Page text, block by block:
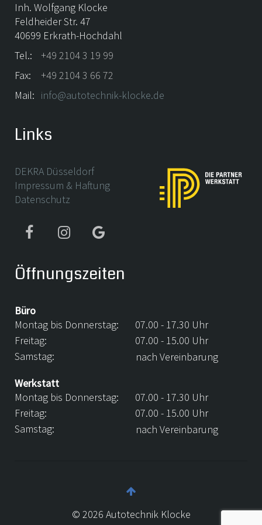
Inh. Wolfgang Klocke
Feldheider Str. 47
40699 Erkrath-Hochdahl
Tel.:
+49 2104 3 19 99
Fax:
+49 2104 3 66 72
Mail: info@autotechnik-klocke.de
Links
DEKRA Düsseldorf
Impressum & Haftung
Datenschutz
Öffnungszeiten
Büro
Montag bis Donnerstag:
07.00 - 17.30 Uhr
Freitag:
07.00 - 15.00 Uhr
Samstag:
nach Vereinbarung
Werkstatt
Montag bis Donnerstag:
07.00 - 17.30 Uhr
Freitag:
07.00 - 15.00 Uhr
Samstag:
nach Vereinbarung
© 2026 Autotechnik Klocke